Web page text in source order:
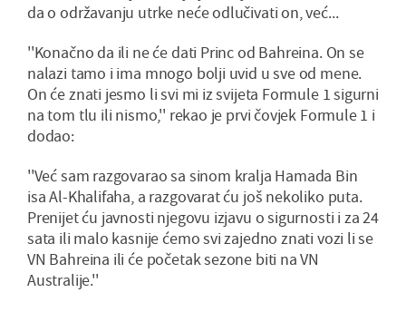
da o održavanju utrke neće odlučivati on, već...
''Konačno da ili ne će dati Princ od Bahreina. On se
nalazi tamo i ima mnogo bolji uvid u sve od mene.
On će znati jesmo li svi mi iz svijeta Formule 1 sigurni
na tom tlu ili nismo,'' rekao je prvi čovjek Formule 1 i
dodao:
''Već sam razgovarao sa sinom kralja Hamada Bin
isa Al-Khalifaha, a razgovarat ću još nekoliko puta.
Prenijet ću javnosti njegovu izjavu o sigurnosti i za 24
sata ili malo kasnije ćemo svi zajedno znati vozi li se
VN Bahreina ili će početak sezone biti na VN
Australije.''